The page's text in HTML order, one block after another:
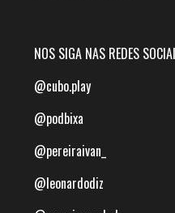
NOS SIGA NAS REDES
@cubo.play
@podbixa
@pereiraivan_
@leonardodiz